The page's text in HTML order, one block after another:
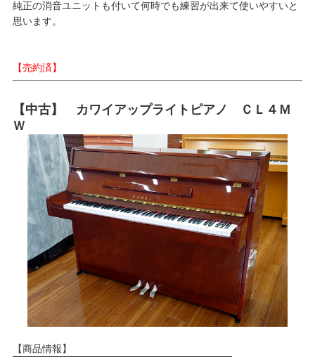
純正の消音ユニットも付いて何時でも練習が出来て使いやすいと
思います。
【売約済】
【中古】 カワイアップライトピアノ ＣＬ４Ｍ
Ｗ
【商品情報】